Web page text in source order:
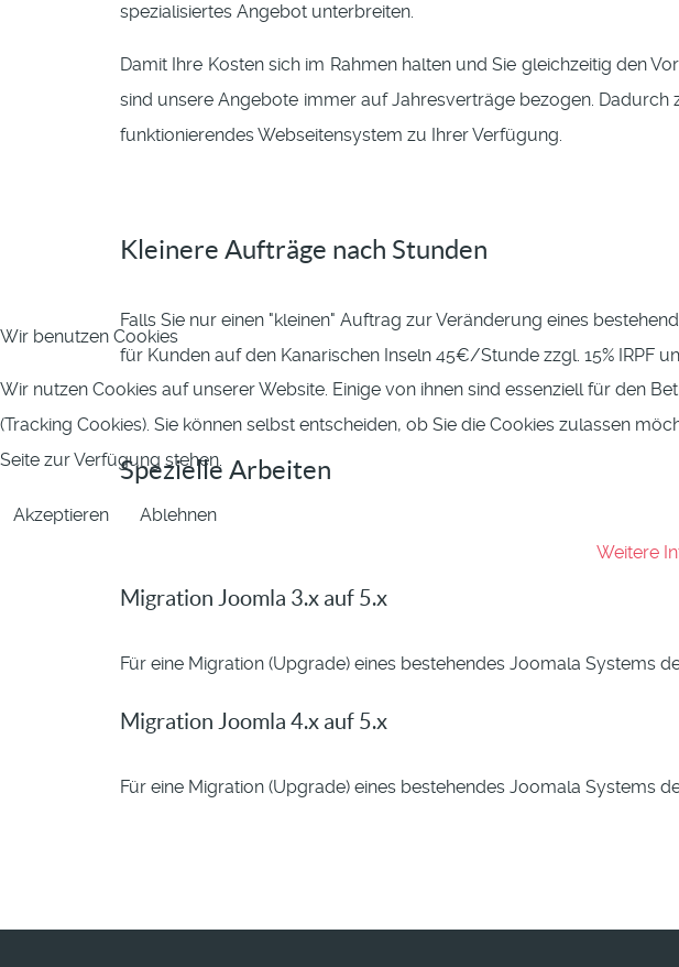
spezialisiertes Angebot unterbreiten.
Damit Ihre Kosten sich im Rahmen halten und Sie gleichzeitig den
sind unsere Angebote immer auf Jahresverträge bezogen.
funktionierendes Webseitensystem zu Ihrer Verfügung.
Kleinere Aufträge nach Stunden
Falls Sie nur einen "kleinen" Auftrag zur Veränderung eines
für Kunden auf den Kanarischen Inseln 45€/Stunde zzgl. 15% IRPF
Spezielle Arbeiten
Migration Joomla 3.x auf 5.x
Für eine Migration (Upgrade) eines bestehendes Joomala Systems
Migration Joomla 4.x auf 5.x
Für eine Migration (Upgrade) eines bestehendes Joomala Systems
Wir benutzen Cookies
Wir nutzen Cookies auf unserer Website. Einige von ihnen sind essenziell für den
(Tracking Cookies). Sie können selbst entscheiden, ob Sie die Cookies zulassen
Seite zur Verfügung stehen.
Akzeptieren
Ablehnen
Weitere